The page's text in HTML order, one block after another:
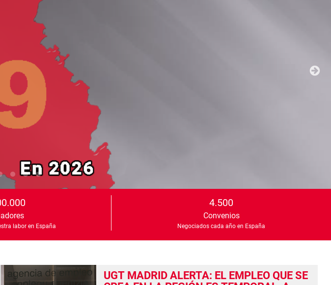
labor en España
4.500
Convenios
Negociados cada año en España
UGT MADRID ALERTA: EL EMPLEO QUE SE